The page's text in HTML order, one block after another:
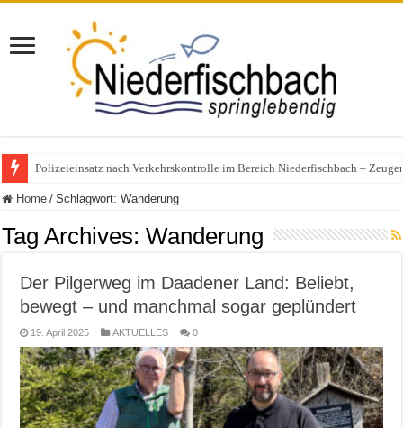
Polizeieinsatz nach Verkehrskontrolle im Bereich Niederfischbach –
Home / Schlagwort:Wanderung
Tag Archives:Wanderung
Der Pilgerweg im Daadener Land: Beliebt,
bewegt – und manchmal sogar geplündert
19. April 2025 AKTUELLES 0